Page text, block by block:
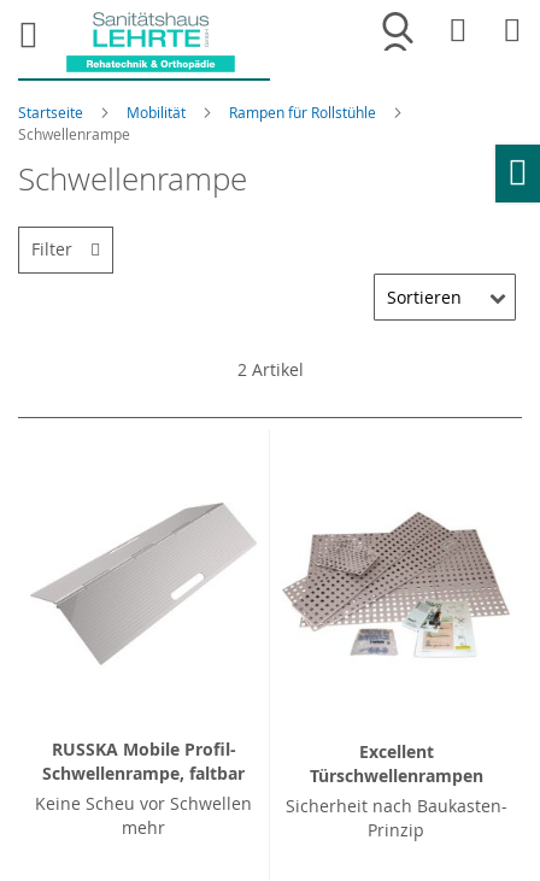
Merkliste
Startseite Mobilität
Rampen für Rollstühle
Schwellenrampe
Schwellenrampe
2Artikel
RUSSKA Mobile Profil-
Schwellenrampe, faltbar
Keine Scheu vor Schwellen
mehr
Excellent
Türschwellenrampen
Sicherheit nach Baukasten-
Prinzip
Filter